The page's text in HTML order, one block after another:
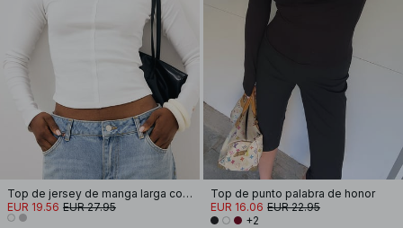
Top de jersey de manga larga con dobladillo redondeado
EUR 19.56 EUR 27.95
Top de punto palabra de honor
EUR 16.06 EUR 22.95
+2